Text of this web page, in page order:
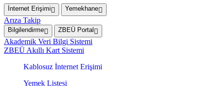
İnternet Erişimi Yemekhane
Arıza Takip
Bilgilendirme ZBEÜ Portal
Akademik Veri Bilgi Sistemi
ZBEÜ Akıllı Kart Sistemi
Kablosuz İnternet Erişimi
Yemek Listesi